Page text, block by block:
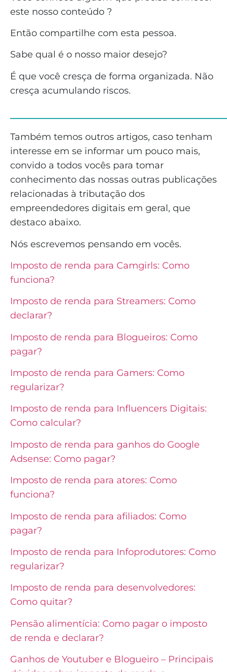
este nosso conteúdo ?
Então compartilhe com esta pessoa.
Sabe qual é o nosso maior desejo?
É que você cresça de forma organizada. Não
cresça acumulando riscos.
Também temos outros artigos, caso tenham
interesse em se informar um pouco mais,
convido a todos vocês para tomar
conhecimento das nossas outras publicações
relacionadas à tributação dos
empreendedores digitais em geral, que
destaco abaixo.
Nós escrevemos pensando em vocês.
Imposto de renda para Camgirls: Como
funciona?
Imposto de renda para Streamers: Como
declarar?
Imposto de renda para Blogueiros: Como
pagar?
Imposto de renda para Gamers: Como
regularizar?
Imposto de renda para Influencers Digitais:
Como calcular?
Imposto de renda para ganhos do Google
Adsense: Como pagar?
Imposto de renda para atores: Como
funciona?
Imposto de renda para afiliados: Como
pagar?
Imposto de renda para Infoprodutores: Como
regularizar?
Imposto de renda para desenvolvedores:
Como quitar?
Pensão alimentícia: Como pagar o imposto
de renda e declarar?
Ganhos de Youtuber e Blogueiro – Principais